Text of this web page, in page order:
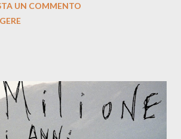
e consapevole oltre che con ottimi
che il nostro inizia questo concept
ora è" , raccontando la separazione dalla
sconfitta e del caldo afoso che opprime,
UN COMMENTO